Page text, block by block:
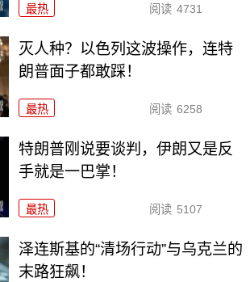
最热 阅读 4731
灭人种？以色列这波操作，连特
朗普面子都敢踩！
最热 阅读 6258
特朗普刚说要谈判，伊朗又是反
手就是一巴掌！
最热 阅读 5107
泽连斯基的“清场行动”与乌克兰的
末路狂飙！